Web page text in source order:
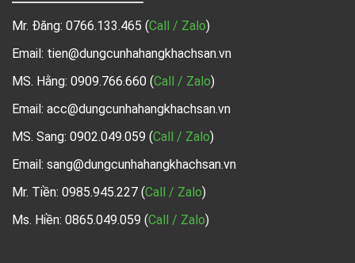
Mr. Đăng: 0766.133.465 (Call / Zalo)
Email: tien@dungcunhahangkhachsan.vn
MS. Hằng: 0909.766.660 (Call / Zalo)
Email: acc@dungcunhahangkhachsan.vn
MS. Sang: 0902.049.059 (Call / Zalo)
Email: sang@dungcunhahangkhachsan.vn
Mr. Tiền: 0985.945.227 (Call / Zalo)
Ms. Hiền: 0865.049.059 (Call / Zalo)